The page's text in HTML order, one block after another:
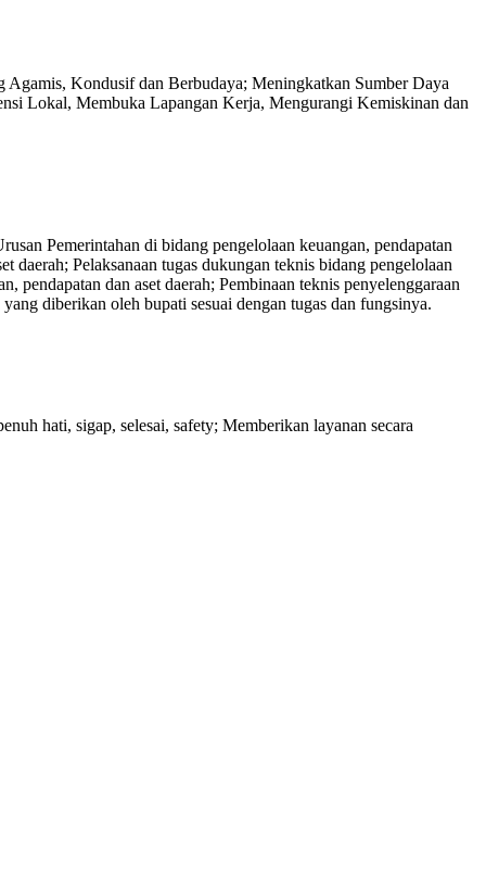
Kondusif dan Berbudaya; Meningkatkan Sumber Daya
Lokal, Membuka Lapangan Kerja, Mengurangi Kemiskinan dan
Pemerintahan di bidang pengelolaan keuangan, pendapatan
daerah; Pelaksanaan tugas dukungan teknis bidang pengelolaan
pendapatan dan aset daerah; Pembinaan teknis penyelenggaraan
diberikan oleh bupati sesuai dengan tugas dan fungsinya.
hati, sigap, selesai, safety; Memberikan layanan secara